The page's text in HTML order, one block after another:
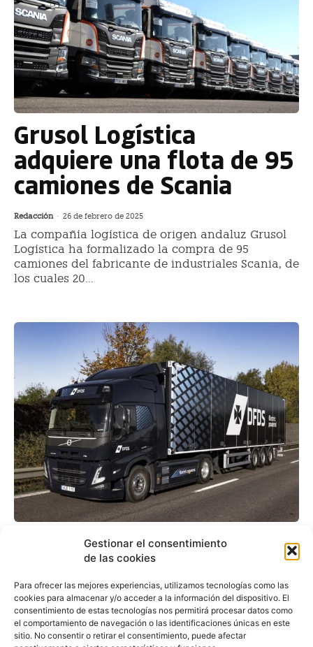
Gestionar el consentimiento
de las cookies
Para ofrecer las mejores experiencias, utilizamos tecnologías como las
cookies para almacenar y/o acceder a la información del dispositivo. El
consentimiento de estas tecnologías nos permitirá procesar datos como
el comportamiento de navegación o las identificaciones únicas en este
sitio. No consentir o retirar el consentimiento, puede afectar
Grusol Logística
adquiere una flota de 95
camiones de Scania
Redacción - 26 de febrero de 2025
La compañía logística de origen andaluz Grusol
Logística ha formalizado la compra de 95
camiones del fabricante de industriales Scania, de
los cuales 20...
La logística DFDS se alza
como la empresa con la
mayor flota de camiones
eléctricos de Europa